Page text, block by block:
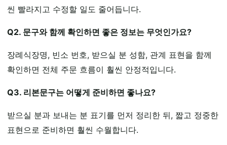
씬 빨라지고 수정할 일도 줄어듭니다.
Q2. 문구와 함께 확인하면 좋은 정보는 무엇인가요?
장례식장명, 빈소 번호, 받으실 분 성함, 관계 표현을 함께
확인하면 전체 주문 흐름이 훨씬 안정적입니다.
Q3. 리본문구는 어떻게 준비하면 좋나요?
받으실 분과 보내는 분 표기를 먼저 정리한 뒤, 짧고 정중한
표현으로 준비하면 훨씬 수월합니다.